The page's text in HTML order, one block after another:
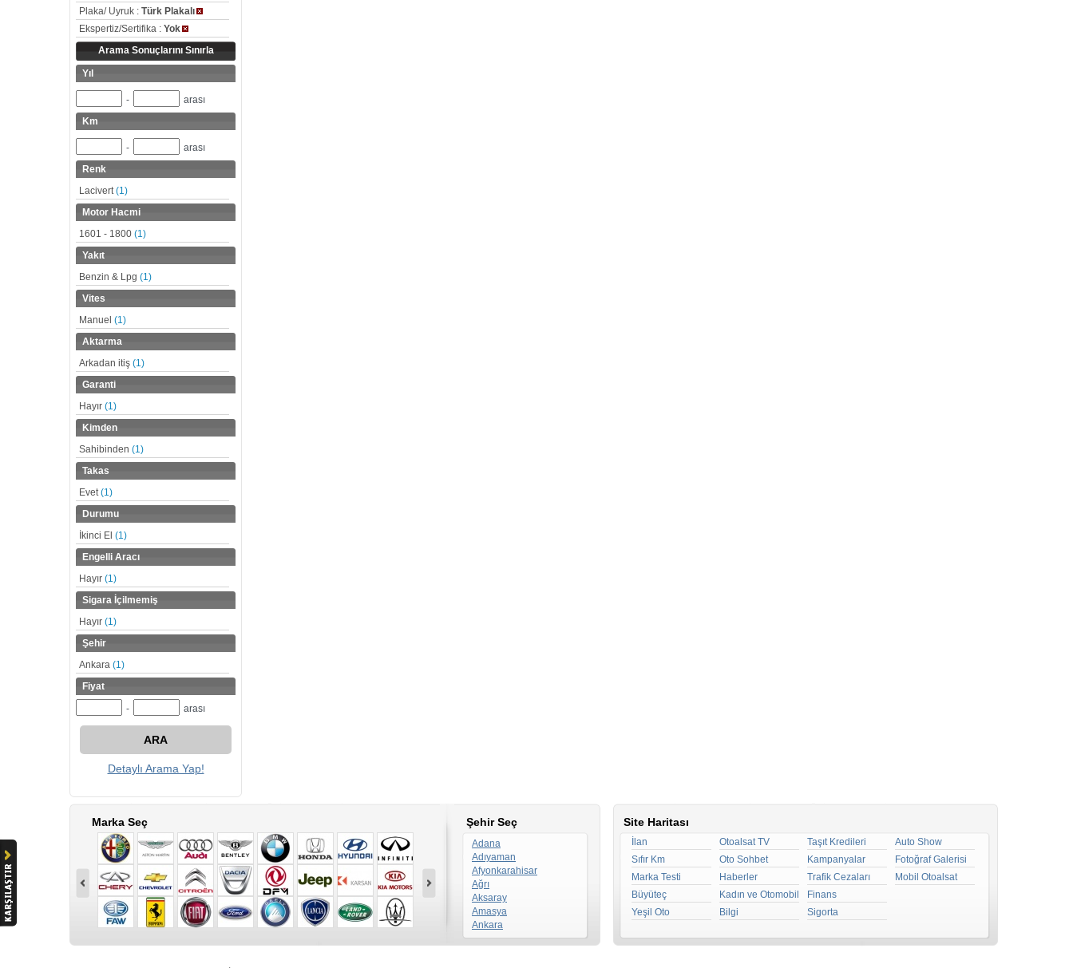
Plaka/ Uyruk : Türk Plakalı
Ekspertiz/Sertifika : Yok
Arama Sonuçlarını Sınırla
Yıl
-
arası
Km
-
arası
Renk
Lacivert(1)
Motor Hacmi
1601 - 1800 (1)
Yakıt
Benzin & Lpg (1)
Vites
Manuel (1)
Aktarma
Arkadan itiş (1)
Garanti
Hayır (1)
Kimden
Sahibinden (1)
Takas
Evet(1)
Durumu
İkinci El (1)
Engelli Aracı
Hayır (1)
Sigara İçilmemiş
Hayır (1)
Şehir
Ankara (1)
Fiyat
-
arası
ARA
Detaylı Arama Yap!
Marka Seç Şehir Seç
Adana
Adıyaman
Afyonkarahisar
Ağrı
Aksaray
Amasya
Ankara
Antalya
Site Haritası
İlan
Sıfır Km
Marka Testi
Büyüteç
Yeşil Oto
Otoalsat TV
Oto Sohbet
Haberler
Kadın ve Otomobil
Bilgi
Taşıt Kredileri
Kampanyalar
Trafik Cezaları
Finans
Sigorta
Auto Show
Fotoğraf Galerisi
Mobil Otoalsat